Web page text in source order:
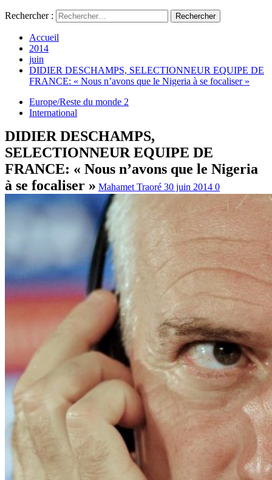
Rechercher :
Accueil
2014
juin
DIDIER DESCHAMPS, SELECTIONNEUR EQUIPE DE
FRANCE: « Nous n’avons que le Nigeria à se focaliser »
Europe/Reste du monde 2
International
DIDIER DESCHAMPS,
SELECTIONNEUR EQUIPE DE
FRANCE: « Nous n’avons que le Nigeria
à se focaliser » Mahamet Traoré 30 juin 2014 0